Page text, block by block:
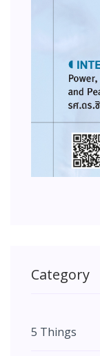
Category
5 Things